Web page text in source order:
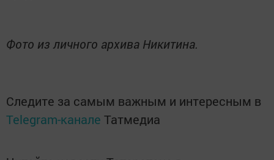
Фото из личного архива Никитина.
Следите за самым важным и интересным в
Telegram-канале Татмедиа